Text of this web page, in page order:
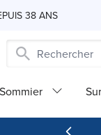
38 ANS
Sommier